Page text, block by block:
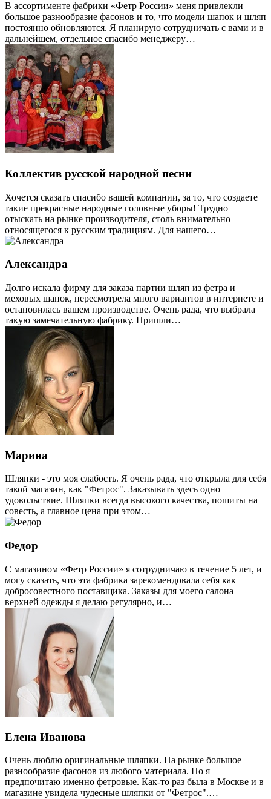
В ассортименте фабрики «Фетр России» меня привлекли
большое разнообразие фасонов и то, что модели шапок и шляп
постоянно обновляются. Я планирую сотрудничать с вами и в
дальнейшем, отдельное спасибо менеджеру…
Коллектив русской народной песни
Хочется сказать спасибо вашей компании, за то, что создаете
такие прекрасные народные головные уборы! Трудно
отыскать на рынке производителя, столь внимательно
относящегося к русским традициям. Для нашего…
Александра
Долго искала фирму для заказа партии шляп из фетра и
меховых шапок, пересмотрела много вариантов в интернете и
остановилась вашем производстве. Очень рада, что выбрала
такую замечательную фабрику. Пришли…
Марина
Шляпки - это моя слабость. Я очень рада, что открыла для себя
такой магазин, как "Фетрос". Заказывать здесь одно
удовольствие. Шляпки всегда высокого качества, пошиты на
совесть, а главное цена при этом…
Федор
С магазином «Фетр России» я сотрудничаю в течение 5 лет, и
могу сказать, что эта фабрика зарекомендовала себя как
добросовестного поставщика. Заказы для моего салона
верхней одежды я делаю регулярно, и…
Елена Иванова
Очень люблю оригинальные шляпки. На рынке большое
разнообразие фасонов из любого материала. Но я
предпочитаю именно фетровые. Как-то раз была в Москве и в
магазине увидела чудесные шляпки от "Фетрос".…